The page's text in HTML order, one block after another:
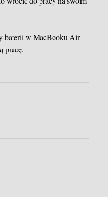
baterii w MacBooku Air
pracę.